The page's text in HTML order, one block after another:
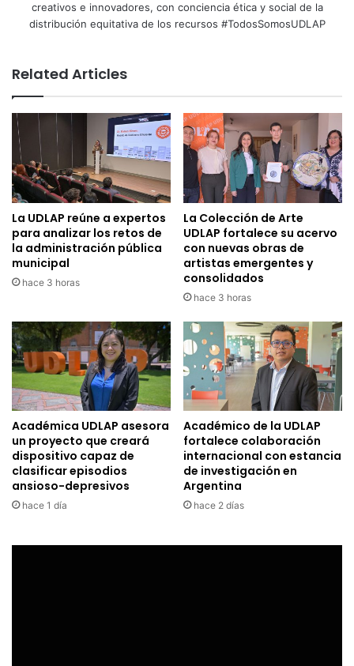
creativos e innovadores, con conciencia ética y social de la
distribución equitativa de los recursos #TodosSomosUDLAP
Related Articles
La UDLAP reúne a expertos
para analizar los retos de
la administración pública
municipal
hace 3 horas
La Colección de Arte
UDLAP fortalece su acervo
con nuevas obras de
artistas emergentes y
consolidados
hace 3 horas
Académica UDLAP asesora
un proyecto que creará
dispositivo capaz de
clasificar episodios
ansioso-depresivos
hace 1 día
Académico de la UDLAP
fortalece colaboración
internacional con estancia
de investigación en
Argentina
hace 2 días